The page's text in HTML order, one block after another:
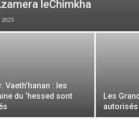
leChimkha
Vaeth’hanan : les
du ‘hessed sont
Les
autorisés